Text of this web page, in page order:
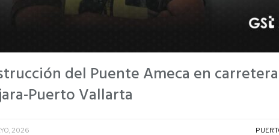
del Puente Ameca en carretera
Puerto Vallarta
2026